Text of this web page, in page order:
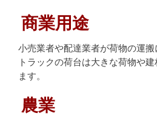
商業用途
小売業者や配達業者が荷物の運
トラックの荷台は大きな荷物や
ます。
農業